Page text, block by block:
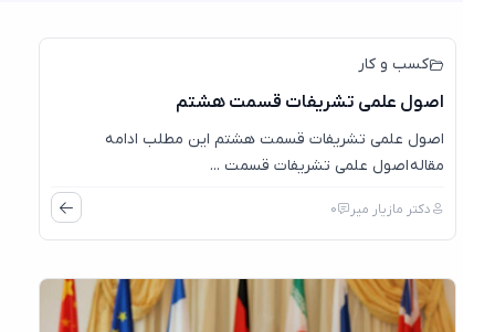
کسب و کار
اصول علمی تشریفات قسمت هشتم
اصول علمی تشریفات قسمت هشتم این مطلب ادامه
مقاله اصول علمی تشریفات قسمت ...
دکتر مازیار میر 0